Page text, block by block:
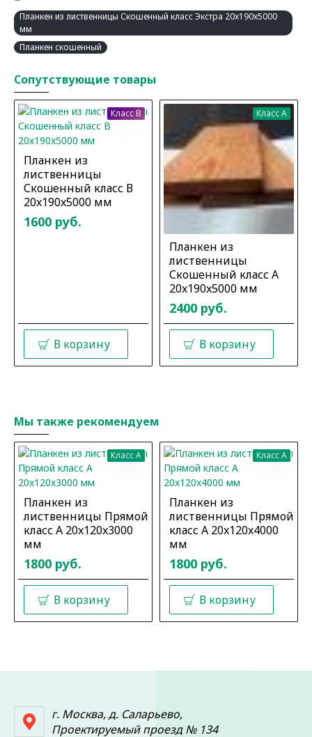
Планкен из лиственницы Скошенный класс Экстра 20x190x5000
мм
Планкен скошенный
Сопутствующие товары
Класс B
Планкен из
лиственницы
Скошенный класс В
20x190x5000 мм
1600 руб.
В корзину
Класс A
Планкен из
лиственницы
Скошенный класс А
20x190x5000 мм
2400 руб.
В корзину
Мы также рекомендуем
Класс A
Планкен из
лиственницы Прямой
класс А 20x120x3000
мм
1800 руб.
В корзину
Класс A
Планкен из
лиственницы Прямой
класс А 20x120x4000
мм
1800 руб.
В корзину
г. Москва, д. Саларьево,
Проектируемый проезд № 134